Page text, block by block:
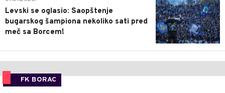
Levski se oglasio: Saopštenje
bugarskog šampiona nekoliko sati pred
meč sa Borcem!
FK BORAC